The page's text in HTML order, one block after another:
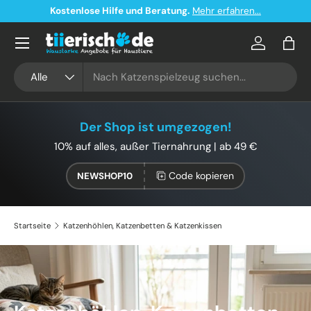
Direkt zum Inhalt
Kostenloser Versand ab 49€ in Deutschland
Alle
Konto
Der Shop ist umgezogen!
10% auf alles, außer Tiernahrung | ab 49 €
NEWSHOP10 Code kopieren
Startseite Katzenhöhlen, Katzenbetten & Katzenkissen